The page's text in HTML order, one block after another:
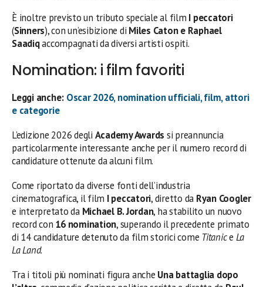
È inoltre previsto un tributo speciale al film I peccatori
(Sinners), con un’esibizione di Miles Caton e Raphael
Saadiqaccompagnati da diversi artisti ospiti.
Nomination: i film favoriti
Leggi anche: Oscar 2026, nomination ufficiali, film, attori
e categorie
L’edizione 2026 degli Academy Awards si preannuncia
particolarmente interessante anche per il numero record di
candidature ottenute da alcuni film.
Come riportato da diverse fonti dell’industria
cinematografica, il film I peccatori, diretto da Ryan Coogler
e interpretato da Michael B. Jordan, ha stabilito un nuovo
record con 16 nomination, superando il precedente primato
di 14 candidature detenuto da film storici come Titanice La
La Land.
Tra i titoli più nominati figura anche Una battaglia dopo